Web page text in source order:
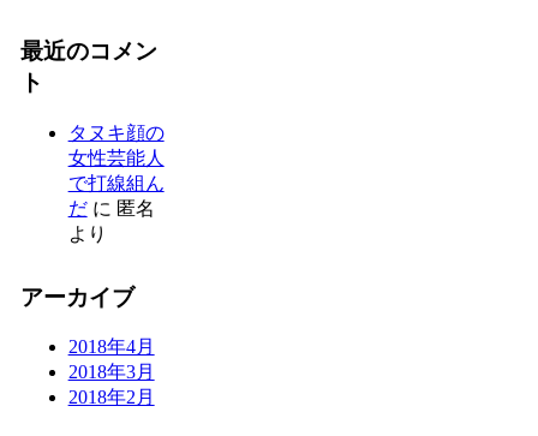
最近のコメン
ト
タヌキ顔の
女性芸能人
で打線組ん
だに 匿名
より
アーカイブ
2018年4月
2018年3月
2018年2月